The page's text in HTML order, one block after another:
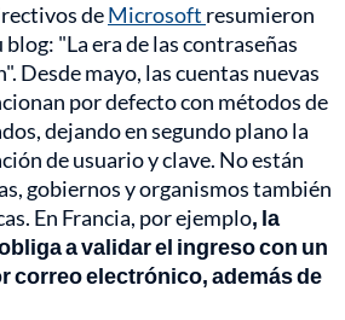
deMicrosoft resumieron
"La era de las contraseñas
Desde mayo, las cuentas nuevas
por defecto con métodos de
dejando en segundo plano la
de usuario y clave. No están
gobiernos y organismos también
En Francia, por ejemplo, la
a validar el ingreso con un
correo electrónico, además de